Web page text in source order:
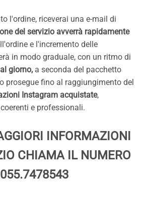
l'ordine, riceverai una e-mail di
del servizio avverrà rapidamente
e l'incremento delle
in modo graduale, con un ritmo di
giorno, a seconda del pacchetto
prosegue fino al raggiungimento del
Instagram acquistate,
e professionali.
INFORMAZIONI
CHIAMA IL NUMERO
055.7478543